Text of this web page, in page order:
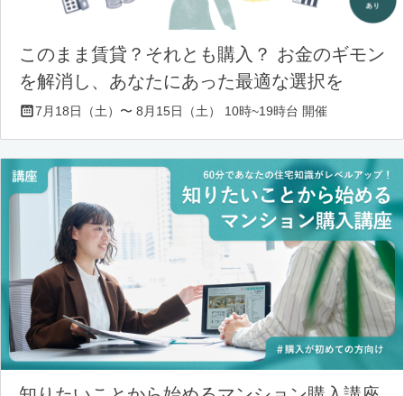
このまま賃貸？それとも購入？ お金のギモン
を解消し、あなたにあった最適な選択を
7月18日（土）〜 8月15日（土） 10時~19時台 開催